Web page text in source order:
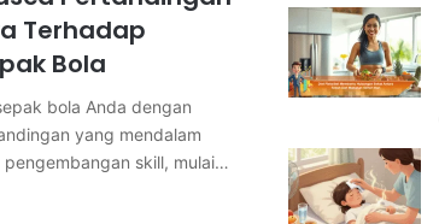
Terhadap
Bola
bola Anda dengan
yang mendalam
skill, mulai…